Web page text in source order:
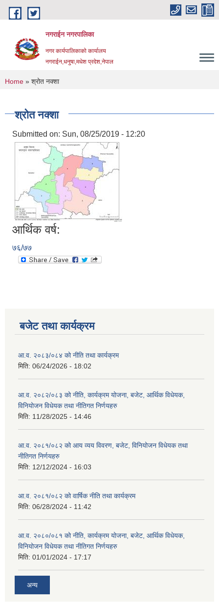
Skip to main content
नगराईन नगरपालिका
नगर कार्यपालिकाको कार्यालय
नगराईन,धनुषा,मधेश प्रदेश,नेपाल
You are here
Home » श्रोत नक्शा
श्रोत नक्शा
Submitted on: Sun, 08/25/2019 - 12:20
आर्थिक वर्ष:
७६/७७
बजेट तथा कार्यक्रम
आ.व. २०८३/०८४ को नीति तथा कार्यक्रम
मिति: 06/24/2026 - 18:02
आ.व. २०८२/०८३ को नीति, कार्यक्रम योजना, बजेट, आर्थिक विधेयक,
विनियोजन विधेयक तथा नीतिगत निर्णयहरु
मिति: 11/28/2025 - 14:46
आ.व. २०८१/०८२ को आय व्यय विवरण, बजेट, विनियोजन विधेयक तथा
नीतिगत निर्णयहरु
मिति: 12/12/2024 - 16:03
आ.व. २०८१/०८२ को वार्षिक नीति तथा कार्यक्रम
मिति: 06/28/2024 - 11:42
आ.व. २०८०/०८१ को नीति, कार्यक्रम योजना, बजेट, आर्थिक विधेयक,
विनियोजन विधेयक तथा नीतिगत निर्णयहरु
मिति: 01/01/2024 - 17:17
अन्य